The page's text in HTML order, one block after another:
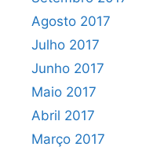
Agosto 2017
Julho 2017
Junho 2017
Maio 2017
Abril 2017
Março 2017